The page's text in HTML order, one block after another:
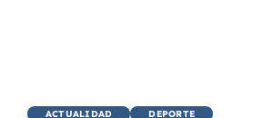
ACTUALIDAD DEPORTE